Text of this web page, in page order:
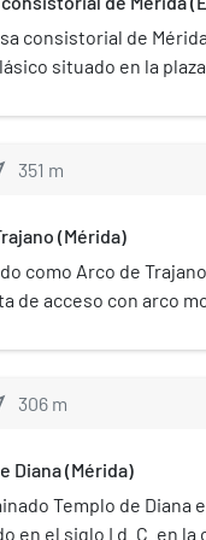
durante las
España.
consistorial de
situado en la plaza
Fue construido en la
351 m
(Mérida)
como Arco de
de acceso con arco
era un arco
que lo
Cultural[3]​ y en
de la Humanidad
de Mérida.
306 m
Diana (Mérida)
Templo de Diana
en el siglo I d. C. en la